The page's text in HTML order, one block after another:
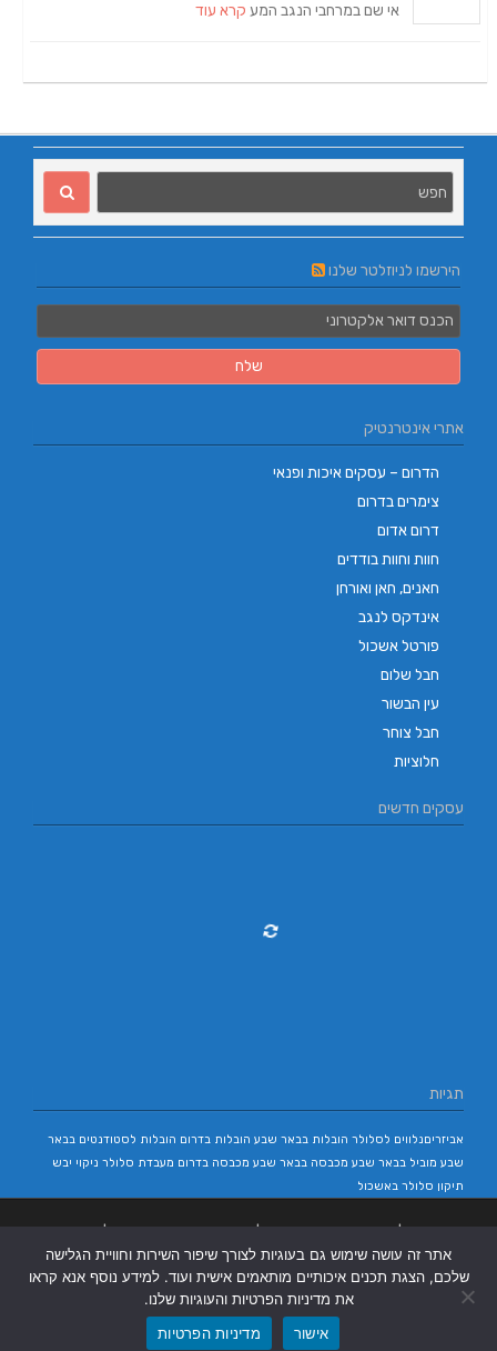
אי שם במרחבי הנגב המע קרא עוד
הירשמו לניוזלטר שלנו
אתרי אינטרנטיק
הדרום – עסקים איכות ופנאי
צימרים בדרום
דרום אדום
חוות וחוות בודדים
חאנים, חאן ואורחן
אינדקס לנגב
פורטל אשכול
חבל שלום
עין הבשור
חבל צוחר
חלוציות
עסקים חדשים
תגיות
אביזריםנלווים לסלולר הובלות בבאר שבע הובלות בדרום הובלות לסטודנטים בבאר
שבע מוביל בבאר שבע מכבסה בבאר שבע מכבסה בדרום מעבדת סלולר ניקוי יבש
תיקון סלולר באשכול
בבאר שבע |
אתר זה עושה שימוש גם בעוגיות לצורך שיפור השירות וחוויית הגלישה
שלכם, הצגת תכנים איכותיים מותאמים אישית ועוד. למידע נוסף אנא קראו
את מדיניות הפרטיות והעוגיות שלנו.
אישור
מדיניות הפרטיות